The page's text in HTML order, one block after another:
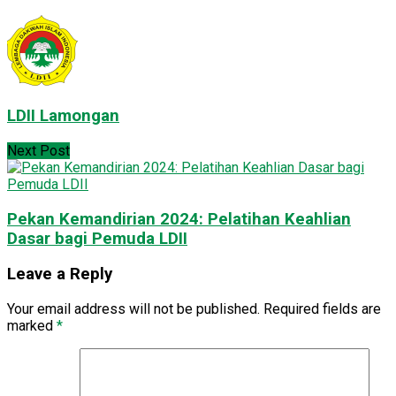
LDII Lamongan
Next Post
Pekan Kemandirian 2024: Pelatihan Keahlian
Dasar bagi Pemuda LDII
Leave a Reply
Your email address will not be published. Required fields are
marked *